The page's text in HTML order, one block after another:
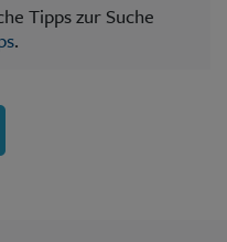
Tipps zur Suche
.